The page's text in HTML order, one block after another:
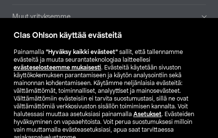
Clas Ohlson käyttää evästeitä
Painamalla ”Hyväksy kaikki evästeet” sallit, että tallennamme
evästeitä ja muuta seurantateknologiaa laitteellesi
evästeselosteemme mukaisesti. Evästeitä käytetään sivuston
käyttökokemuksen parantamiseen ja käytön analysointiin sekä
mainonnan kohdentamiseen. Käytämme neljänlaisia evästeitä:
välttämättömät, toiminnalliset, analyyttiset ja mainosevästeet.
Välttämättömiin evästeisiin ei tarvita suostumustasi, sillä ne ovat
välttämättömiä verkkosivuston sisällön toimimisen kannalta. Voit
halutessasi muuttaa asetuksiasi painamalla Asetukset. Evästeiden
hyväksyminen on vapaaehtoista. Voit perua suostumuksesi milloin
vain muuttamalla evästeasetuksiasi, apua saat tarvittaessa
Muut yrityksemme
Etsi myymälä
SE NO FI
FI SV